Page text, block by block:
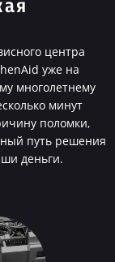
центра
уже на
многолетнему
минут
поломки,
путь решения
деньги.